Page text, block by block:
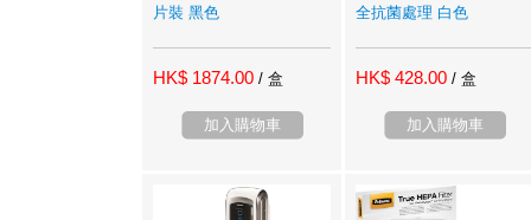
片裝 黑色
HK$ 1874.00 / 盒
加入購物車
全抗菌處理 白色
HK$ 428.00 / 盒
加入購物車